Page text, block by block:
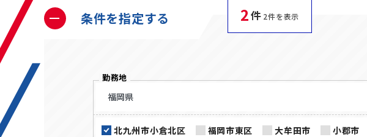
2件 2件を表示
条件を指定する
勤務地
北九州市小倉北区 福岡市東区 大牟田市 小郡市